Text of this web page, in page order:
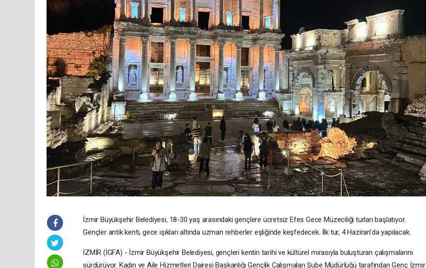
İzmir Büyükşehir Belediyesi, 18-30 yaş arasındaki gençlere ücretsiz Efes Gece Müzeciliği turları başlatıyor.
Gençler antik kenti, gece ışıkları altında uzman rehberler eşliğinde keşfedecek. İlk tur, 4 Haziran’da yapılacak.
İZMİR (İGFA) - İzmir Büyükşehir Belediyesi, gençleri kentin tarihi ve kültürel mirasıyla buluşturan çalışmalarını
sürdürüyor. Kadın ve Aile Hizmetleri Dairesi Başkanlığı Gençlik Çalışmaları Şube Müdürlüğü tarafından Genç İzmir